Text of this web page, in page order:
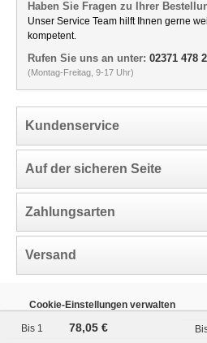
Bis 1 78,05 €
Haben Sie Fragen zu Ihrer
Unser Service Team hilft Ihnen gerne
kompetent.
Rufen Sie uns an unter: 02371 478
(Montag-Freitag, 9-17 Uhr)
Kundenservice
Auf der sicheren Seite
Zahlungsarten
Versand
Cookie-Einstellungen verwalten
** Der Kunde erhielt für seine